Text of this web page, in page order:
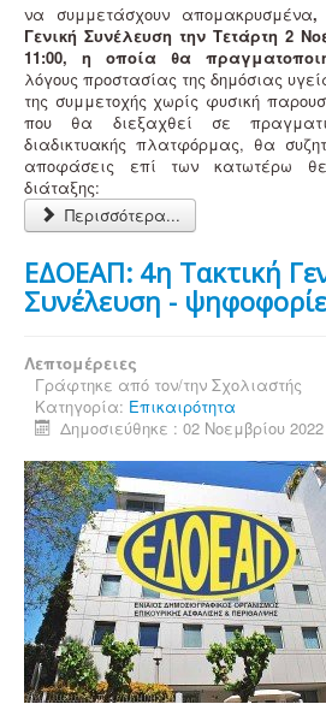
να συμμετάσχουν απομακρυσμένα,
Γενική Συνέλευση την Τετάρτη 2
11:00, η οποία θα
λόγους προστασίας της δημόσιας
της συμμετοχής χωρίς φυσική
που θα διεξαχθεί σε
διαδικτυακής πλατφόρμας, θα
αποφάσεις επί των κατωτέρω
διάταξης:
Περισσότερα...
ΕΔΟΕΑΠ: 4η Τακτική
Συνέλευση -
Λεπτομέρειες
Γράφτηκε από τον/την Σχολιαστής
Κατηγορία: Επικαιρότητα
Δημοσιεύθηκε : 02 Νοεμβρίου 2022